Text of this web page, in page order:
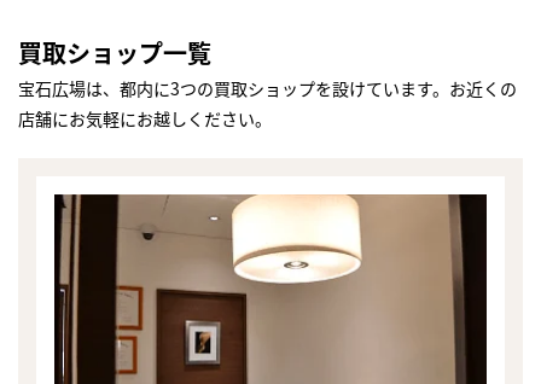
買取ショップ一覧
宝石広場は、都内に3つの買取ショップを設けています。お近くの
店舗にお気軽にお越しください。
かんたん30秒でお試し査定